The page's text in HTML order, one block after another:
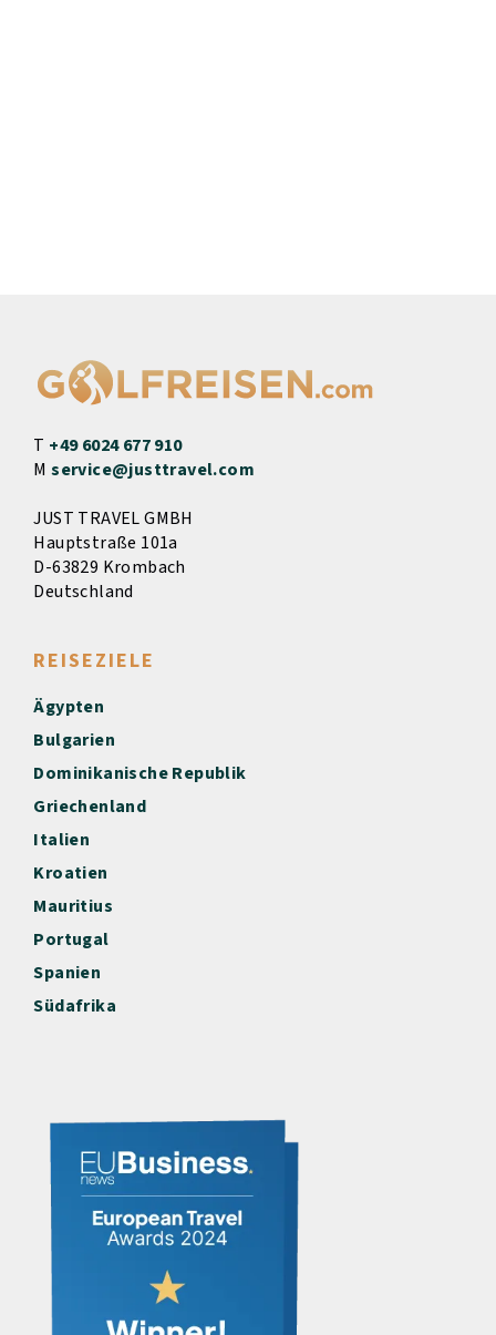
T +49 6024 677 910
Mservice@justtravel.com
JUST TRAVEL GMBH
Hauptstraße 101a
D-63829 Krombach
Deutschland
REISEZIELE
Ägypten
Bulgarien
Dominikanische Republik
Griechenland
Italien
Kroatien
Mauritius
Portugal
Spanien
Südafrika